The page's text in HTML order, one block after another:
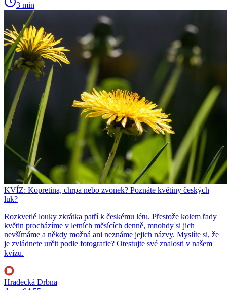
3 min
KVÍZ: Kopretina, chrpa nebo zvonek? Poznáte květiny českých
luk?
Rozkvetlé louky zkrátka patří k českému létu. Přestože kolem řady
květin procházíme v letních měsících denně, mnohdy si jich
nevšímáme a někdy možná ani neznáme jejich názvy. Myslíte si, že
je zvládnete určit podle fotografie? Otestujte své znalosti v našem
kvízu.
Hradecká Drbna